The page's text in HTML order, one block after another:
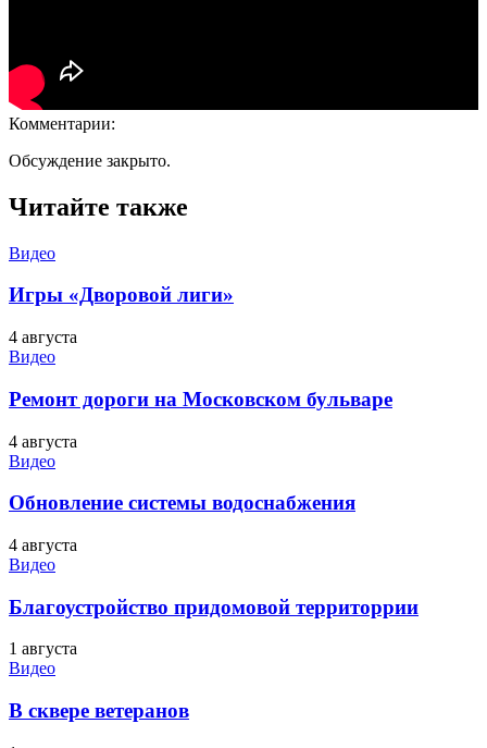
Комментарии:
Обсуждение закрыто.
Читайте также
Видео
Игры «Дворовой лиги»
4 августа
Видео
Ремонт дороги на Московском бульваре
4 августа
Видео
Обновление системы водоснабжения
4 августа
Видео
Благоустройство придомовой территоррии
1 августа
Видео
В сквере ветеранов